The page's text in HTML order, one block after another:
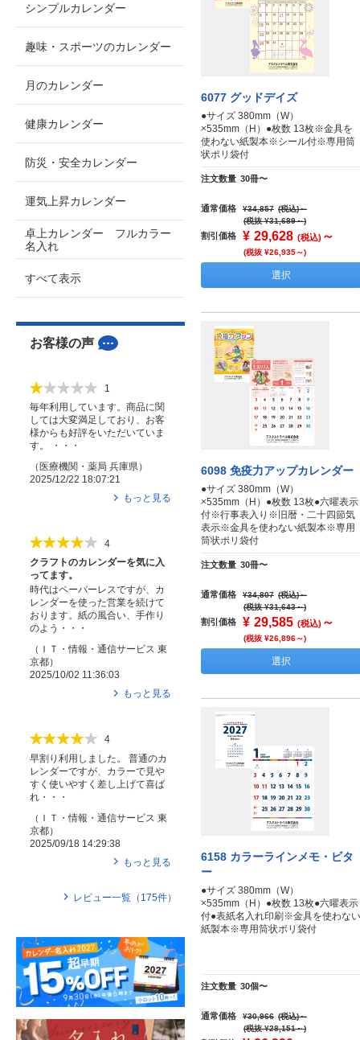
6077 グッドデイズ
●サイズ 380mm（W）
×535mm（H）●枚数 13枚※金具を
使わない紙製本※シール付※専用筒
状ポリ袋付
注文数量 30冊〜
通常価格 ¥34,857 (税込)～
(税抜 ¥31,689～)
割引価格 ¥ 29,628 (税込) ～
(税抜 ¥26,935～)
選択
6098 免疫力アップカレンダー
●サイズ 380mm（W）
×535mm（H）●枚数 13枚●六曜表示
付※行事表入り※旧暦・二十四節気
表示※金具を使わない紙製本※専用
筒状ポリ袋付
注文数量 30冊〜
通常価格 ¥34,807 (税込)～
(税抜 ¥31,643～)
割引価格 ¥ 29,585 (税込) ～
(税抜 ¥26,896～)
選択
6158 カラーラインメモ・ビタ
ー
●サイズ 380mm（W）
×535mm（H）●枚数 13枚●六曜表示
付●表紙名入れ印刷※金具を使わない
紙製本※専用筒状ポリ袋付
注文数量 30個〜
通常価格 ¥30,966 (税込)～
(税抜 ¥28,151～)
シンプルカレンダー
趣味・スポーツのカレンダー
月のカレンダー
健康カレンダー
防災・安全カレンダー
運気上昇カレンダー
卓上カレンダー フルカラー
名入れ
すべて表示
お客様の声
1
毎年利用しています。商品に関
しては大変満足しており、お客
様からも好評をいただいていま
す。 ・・・
（医療機関・薬局 兵庫県 ）
2025/12/22 18:07:21
もっと見る
4
クラフトのカレンダーを気に入
ってます。
時代はペーパーレスですが、カ
レンダーを使った営業を続けて
おります。紙の風合い、手作り
のよう・・・
（ ＩＴ・情報・通信サービス 東
京都）
2025/10/02 11:36:03
もっと見る
4
早割り利用しました。 普通のカ
レンダーですが、カラーで見や
すく使いやすく差し上げて喜ば
れ・・・
（ ＩＴ・情報・通信サービス 東
京都）
2025/09/18 14:29:38
もっと見る
レビュー一覧（ 175件）